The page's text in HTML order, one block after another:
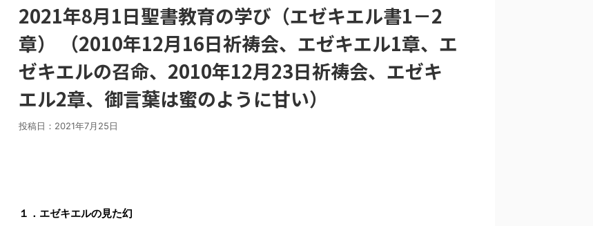
2021年8月1日聖書教育の学び（エゼキエル書1－2
章） （2010年12月16日祈祷会、エゼキエル1章、エ
ゼキエルの召命、2010年12月23日祈祷会、エゼキ
エル2章、御言葉は蜜のように甘い）
投稿日： 2021年7月25日
１．エゼキエルの見た幻